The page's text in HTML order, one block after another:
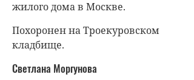
жилого дома в Москве.
Похоронен на Троекуровском
кладбище.
Светлана Моргунова